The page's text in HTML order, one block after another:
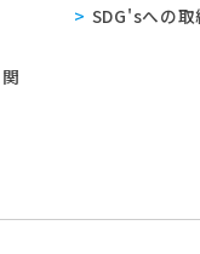
SDG'sへの取